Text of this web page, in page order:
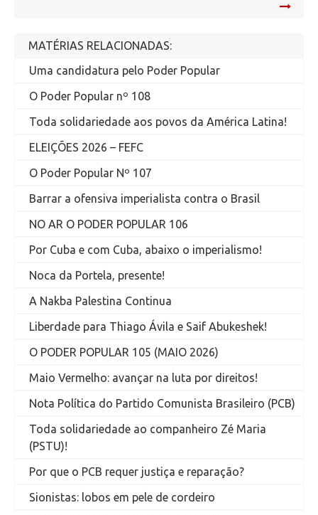
MATÉRIAS RELACIONADAS:
Uma candidatura pelo Poder Popular
O Poder Popular nº 108
Toda solidariedade aos povos da América Latina!
ELEIÇÕES 2026 – FEFC
O Poder Popular Nº 107
Barrar a ofensiva imperialista contra o Brasil
NO AR O PODER POPULAR 106
Por Cuba e com Cuba, abaixo o imperialismo!
Noca da Portela, presente!
A Nakba Palestina Continua
Liberdade para Thiago Ávila e Saif Abukeshek!
O PODER POPULAR 105 (MAIO 2026)
Maio Vermelho: avançar na luta por direitos!
Nota Política do Partido Comunista Brasileiro (PCB)
Toda solidariedade ao companheiro Zé Maria
(PSTU)!
Por que o PCB requer justiça e reparação?
Sionistas: lobos em pele de cordeiro